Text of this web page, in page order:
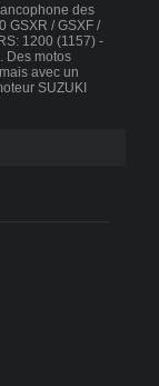
des
GSXR / GSXF /
1200 (1157) -
Des motos
avec un
SUZUKI